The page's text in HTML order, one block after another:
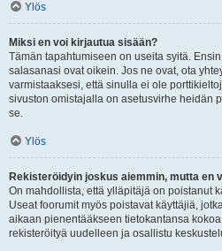
Ylös
Miksi en voi kirjautua sisään?
Tämän tapahtumiseen on useita syitä.
salasanasi ovat oikein. Jos ne ovat, ota
varmistaaksesi, että sinulla ei ole
sivuston omistajalla on asetusvirhe heidän
se.
Ylös
Rekisteröidyin joskus aiemmin, mutta en
On mahdollista, että ylläpitäjä on poistanut
Useat foorumit myös poistavat käyttäjiä,
aikaan pienentääkseen tietokantansa
rekisteröityä uudelleen ja osallistu